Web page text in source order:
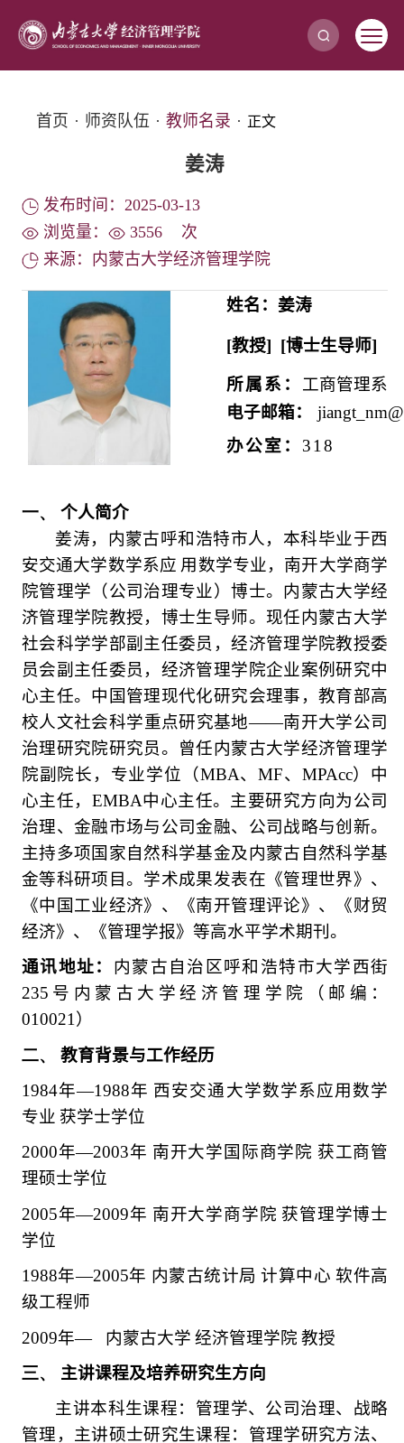
首页 · 师资队伍 · 教师名录 · 正文
姜涛
发布时间：2025-03-13
浏览量：
3556
次
来源：内蒙古大学经济管理学院
姓名： 姜涛
[教授] [博士生导师]
所属系： 工商管理系
电子邮箱：
办公室： 318
一、 个人简介
姜涛，内蒙古呼和浩特市人，本科毕业于西
安交通大学数学系应 用数学专业，南开大学商学
院管理学（公司治理专业）博士。内蒙古大学经
济管理学院教授，博士生导师。 现任内蒙古大学
社会科学学部副主任委员，经济管理学院教授委
员会副主任委员，经济管理学院企业案例研究中
心主任。中国管理现代化研究会理事，教育部高
校人文社会科学重点研究基地——南开大学公司
治理研究院研究员。曾任内蒙古大学经济管理学
院副院长，专业学位（MBA、MF、 MPAcc）中
心主任， EMBA中心主任。主要研究方向为公司
治理、金融市场与公司金融、公司战略与创新。
主持多项国家自然科学基金及内蒙古自然科学基
金等科研项目。学术成果发表在《管理世界》、
《中国工业经济》、《南开管理评论》、《财贸
经济》、《管理学报》等高水平学术期刊。
通讯地址： 内蒙古自治区呼和浩特市大学西街
235 号内蒙古大学经济管理学院（邮编：
010021）
二、 教育背景与工作经历
1984年—1988年 西安交通大学数学系应用数学
专业 获学士学位
2000年—2003年 南开大学国际商学院 获工商管
理硕士学位
2005年—2009年 南开大学商学院 获管理学博士
学位
1988年—2005年 内蒙古统计局 计算中心 软件高
级工程师
2009年— 内蒙古大学 经济管理学院 教授
三、 主讲课程及培养研究生方向
主讲本科生课程：管理学、公司治理、战略
管理，主讲硕士研究生课程：管理学研究方法、